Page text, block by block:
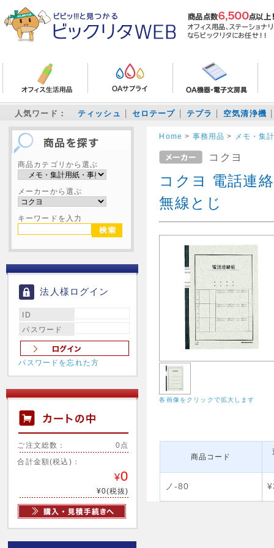
人気ワード： ティッシュ セロテープ テプラ 空気清浄機
商品カテゴリから選ぶ
メーカーから選ぶ
キーワードを入力
法人様ログイン
ID
パスワード
パスワードを忘れた方
ご注文総数： 0点
合計金額(税込)：
¥0
¥0(税抜)
Home > 事務用品 > メモ・集
コクヨ
コクヨ 電話連
無線とじ
各画像をクリックで拡大します
商品コード
ノ-80